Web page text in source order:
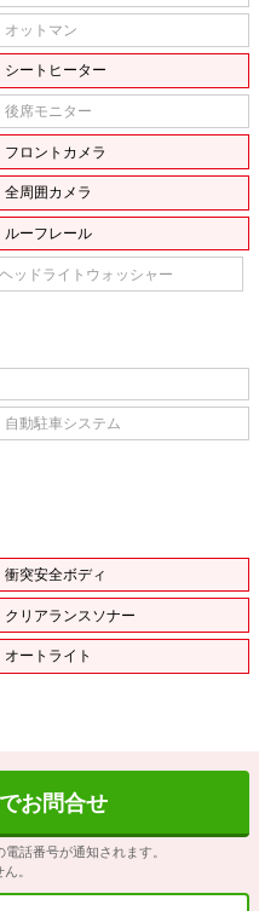
オットマン
シートヒーター
後席モニター
フロントカメラ
全周囲カメラ
ルーフレール
ヘッドライトウォッシャー
自動駐車システム
衝突安全ボディ
クリアランスソナー
オートライト
お問合せ
話番号が通知されます。
。